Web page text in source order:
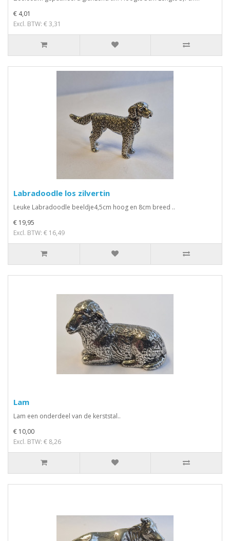
€ 4,01
Excl. BTW: € 3,31
Labradoodle los zilvertin
Leuke Labradoodle beeldje4,5cm hoog en 8cm breed ..
€ 19,95
Excl. BTW: € 16,49
Lam
Lam een onderdeel van de kerststal..
€ 10,00
Excl. BTW: € 8,26